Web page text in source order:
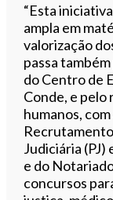
“Esta
ampla em
valorização
passa
do Centro de
Conde, e
humanos,
Judiciária
e do
concursos